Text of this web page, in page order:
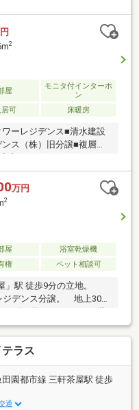
メラ－室内設備－・TVモ
テムキッチン・食器洗乾
機能浴室・オートバス・
）・ディスポーザー－交
線「三軒茶屋」駅 徒歩9
分
2
屋
モニタ付インターホ
ン
居可 床暖房
ーレジデンス■清水建設
ティ充実 エントラ
万円
2
屋
浴室乾燥機
権 ペット相談可
駅 徒歩9分の立地。
ジデンス分譲。 地上30階
南西・南東角住戸。■2面
良好。晴れた日には東京
は天井高最大約
ます。 床暖房・エアコ
業動線良好なU字型キッチ
ーザー搭載。■ペット飼
ルエツ 中里店：約
ラス
田園都市線 三軒茶屋駅 徒歩
通